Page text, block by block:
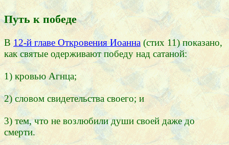
Путь к победе
В 12-й главе Откровения Иоанна(стих 11) показано,
как святые одерживают победу над сатаной:
1) кровью Агнца;
2) словом свидетельства своего; и
3) тем, что не возлюбили души своей даже до
смерти.